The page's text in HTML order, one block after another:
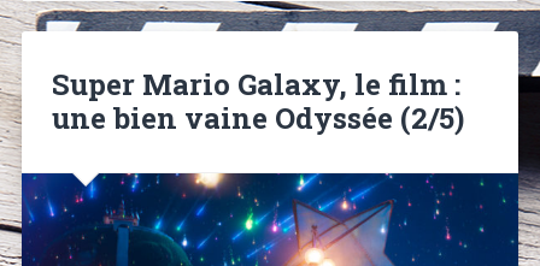
Super Mario Galaxy, le film :
une bien vaine Odyssée (2/5)